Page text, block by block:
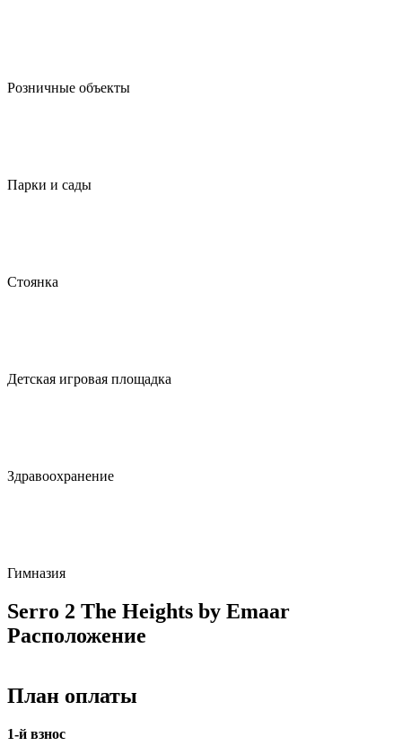
Розничные объекты
Парки и сады
Стоянка
Детская игровая площадка
Здравоохранение
Гимназия
Serro 2 The Heights by Emaar
Расположение
План оплаты
1-й взнос